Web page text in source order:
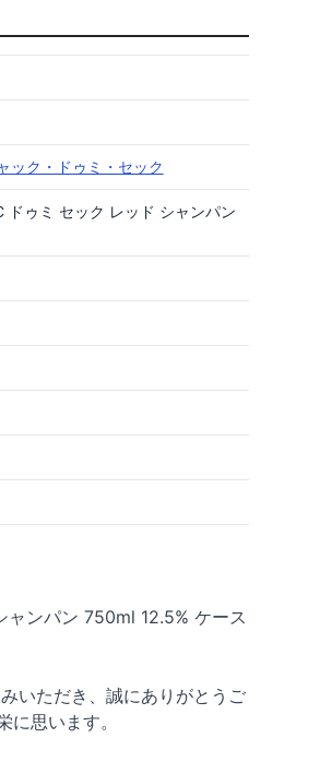
ック・ドゥミ・セック
ドゥミ セック レッド シャンパン
ンパン 750ml 12.5% ケース
いただき、誠にありがとうご
思います。